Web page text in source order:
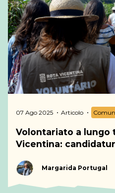
07 Ago 2025 Articolo
Volontariato a lungo
Vicentina:
Margarida Portugal
Dicembre
2024
Gli
ultimi
articoli
Scopri
per
categoria
I più popolari